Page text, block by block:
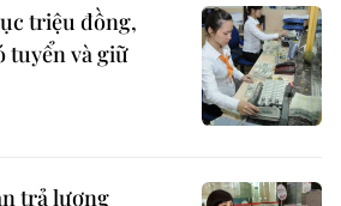
triệu đồng,
tuyển và giữ
trả lương